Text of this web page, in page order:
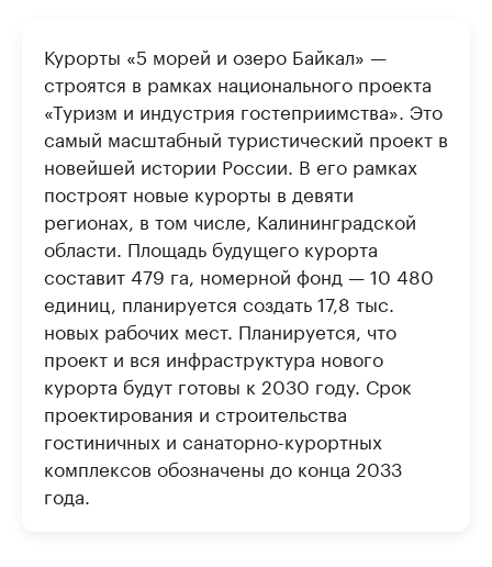
Курорты «5 морей и озеро Байкал» —
строятся в рамках национального проекта
«Туризм и индустрия гостеприимства». Это
самый масштабный туристический проект в
новейшей истории России. В его рамках
построят новые курорты в девяти
регионах, в том числе, Калининградской
области. Площадь будущего курорта
составит 479 га, номерной фонд — 10 480
единиц, планируется создать 17,8 тыс.
новых рабочих мест. Планируется, что
проект и вся инфраструктура нового
курорта будут готовы к 2030 году. Срок
проектирования и строительства
гостиничных и санаторно-курортных
комплексов обозначены до конца 2033
года.